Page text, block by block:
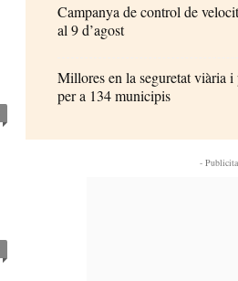
Campanya de control de
al 9 d’agost
Millores en la seguretat viària
per a 134 municipis
-